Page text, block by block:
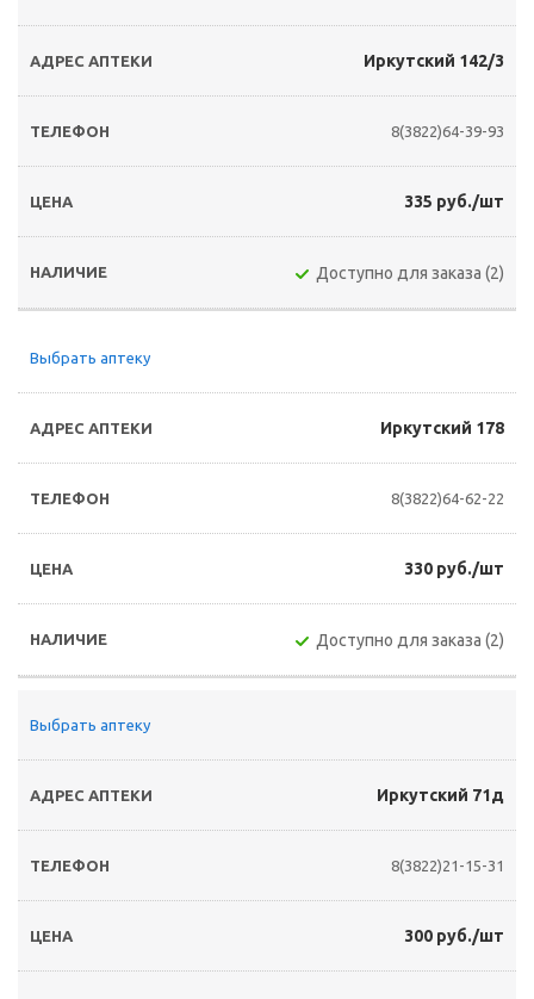
Иркутский 142/3
8(3822)64-39-93
335 руб./шт
Доступно для заказа (2)
Выбрать аптеку
Иркутский 178
8(3822)64-62-22
330 руб./шт
Доступно для заказа (2)
Выбрать аптеку
Иркутский 71д
8(3822)21-15-31
300 руб./шт